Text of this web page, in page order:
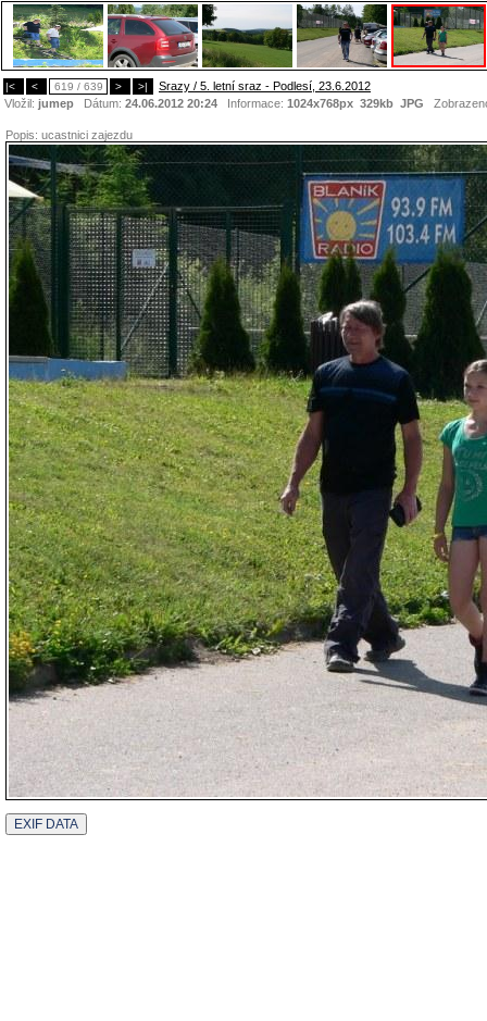
|< < 619 / 639 > >|
Srazy / 5. letní sraz - Podlesí, 23.6.2012
Vložil: jumep Dátum: 24.06.2012 20:24 Informace: 1024x768px 329kb JPG
Popis: ucastnici zajezdu